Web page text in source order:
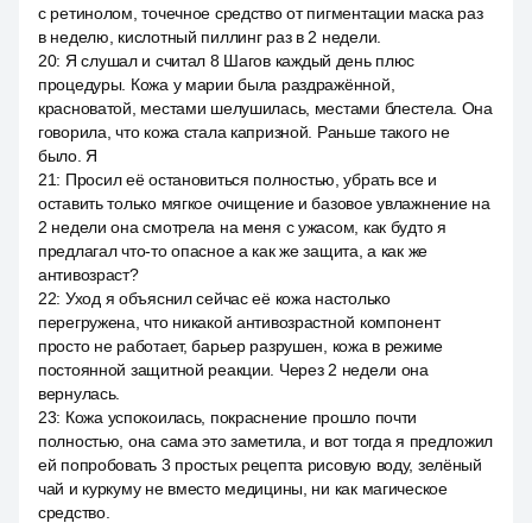
с ретинолом, точечное средство от пигментации маска раз
в неделю, кислотный пиллинг раз в 2 недели.
20: Я слушал и считал 8 Шагов каждый день плюс
процедуры. Кожа у марии была раздражённой,
красноватой, местами шелушилась, местами блестела. Она
говорила, что кожа стала капризной. Раньше такого не
было. Я
21: Просил её остановиться полностью, убрать все и
оставить только мягкое очищение и базовое увлажнение на
2 недели она смотрела на меня с ужасом, как будто я
предлагал что-то опасное а как же защита, а как же
антивозраст?
22: Уход я объяснил сейчас её кожа настолько
перегружена, что никакой антивозрастной компонент
просто не работает, барьер разрушен, кожа в режиме
постоянной защитной реакции. Через 2 недели она
вернулась.
23: Кожа успокоилась, покраснение прошло почти
полностью, она сама это заметила, и вот тогда я предложил
ей попробовать 3 простых рецепта рисовую воду, зелёный
чай и куркуму не вместо медицины, ни как магическое
средство.